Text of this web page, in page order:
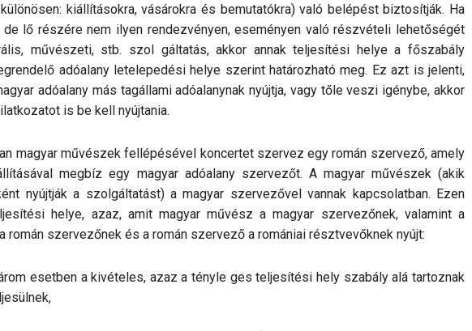
kiállításokra, vásárokra és bemutatókra) való belépést biztosítják. Ha
de lő részére nem ilyen rendezvényen, eseményen való részvételi lehetőségét
művészeti, stb. szol gáltatás, akkor annak teljesítési helye a főszabály
adóalany letelepedési helye szerint határozható meg. Ez azt is jelenti,
adóalany más tagállami adóalanynak nyújtja, vagy tőle veszi igénybe, akkor
is be kell nyújtania.
magyar művészek fellépésével koncertet szervez egy román szervező, amely
megbíz egy magyar adóalany szervezőt. A magyar művészek (akik
nyújtják a szolgáltatást) a magyar szervezővel vannak kapcsolatban. Ezen
helye, azaz, amit magyar művész a magyar szervezőnek, valamint a
román szervezőnek és a román szervező a romániai résztvevőknek nyújt:
esetben a kivételes, azaz a tényle ges teljesítési hely szabály alá tartoznak